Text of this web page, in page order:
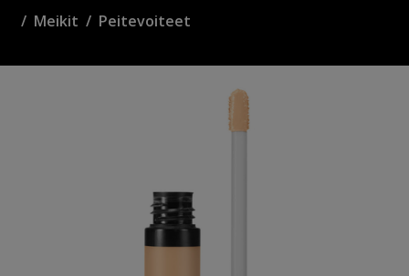
Meikit Peitevoiteet